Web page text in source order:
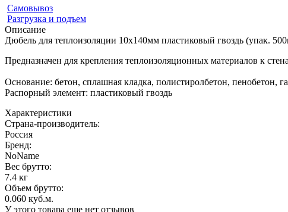
Самовывоз
Разгрузка и подъем
Описание
Дюбель для теплоизоляции 10х140мм пластиковый гвоздь (упак.
Предназначен для крепления теплоизоляционных материалов к
Основание: бетон, сплашная кладка, полистиролбетон, пенобетон,
Распорный элемент: пластиковый гвоздь
Характеристики
Страна-производитель:
Россия
Бренд:
NoName
Вес брутто:
7.4 кг
Объем брутто:
0.060 куб.м.
У этого товара еще нет отзывов